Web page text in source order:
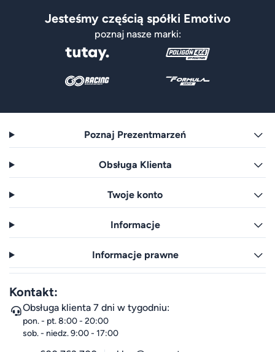
Jesteśmy częścią spółki Emotivo
poznaj nasze marki:
Poznaj Prezentmarzeń
Obsługa Klienta
Twoje konto
Informacje
Informacje prawne
Kontakt:
Obsługa klienta 7 dni w tygodniu:
pon. - pt. 8:00 - 20:00
sob. - niedz. 9:00 - 17:00